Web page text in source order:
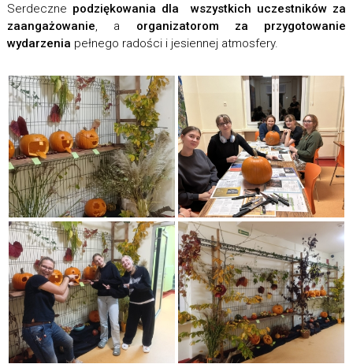
Serdeczne podziękowania dla wszystkich uczestników za
zaangażowanie, a organizatorom za przygotowanie
wydarzenia pełnego radości i jesiennej atmosfery.